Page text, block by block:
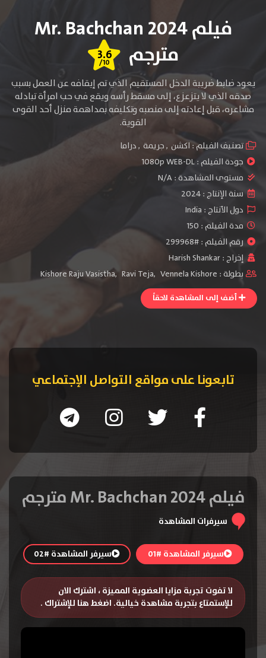
فيلم Mr. Bachchan 2024
مترجم
3.6
/10
يعود ضابط ضريبة الدخل المستقيم الذي تم إيقافه عن العمل بسبب
صدقه الذي لا يتزعزع، إلى مسقط رأسه ويقع في حب امرأة تبادله
مشاعره، قبل إعادته إلى منصبه وتكليفه بمداهمة منزل أحد القوى
القوية.
تصنيف الفيلم : اكشن ,جريمة ,دراما
جودة الفيلم :1080p WEB-DL
مستوى المشاهدة :N/A
سنة الإنتاج :2024
دول الأنتاج : India
مدة الفيلم : 150
رقم الفيلم : #299968
إخراج :Harish Shankar
بطولة :
Kishore Raju Vasistha, Ravi Teja, Vennela Kishore
أضف إلى المشاهدة لاحقاً
تابعونا على مواقع التواصل الإجتماعي
فيلم Mr. Bachchan 2024 مترجم
سيرفرات المشاهدة
سيرفر المشاهدة #01 سيرفر المشاهدة #02
لا تفوت تجربة مزايا العضوية المميزة ، اشترك الان
للإستمتاع بتجربة مشاهدة خيالية. اضغط هنا للإشتراك .